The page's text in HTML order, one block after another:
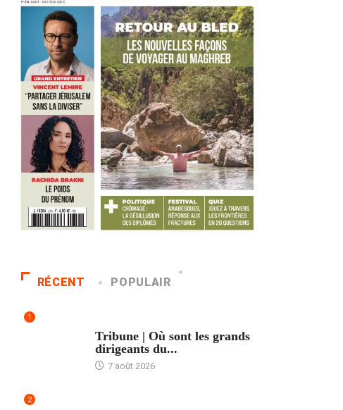
RÉCENT POPULAIR
1
Tribune | Où sont les grands
dirigeants du...
7 août 2026
2